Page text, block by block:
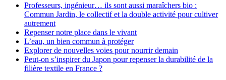
Professeurs, ingénieur… ils sont aussi maraîchers bio :
Commun Jardin, le collectif et la double activité pour cultiver
autrement
Repenser notre place dans le vivant
L’eau, un bien commun à protéger
Explorer de nouvelles voies pour nourrir demain
Peut‑on s’inspirer du Japon pour repenser la durabilité de la
filière textile en France ?